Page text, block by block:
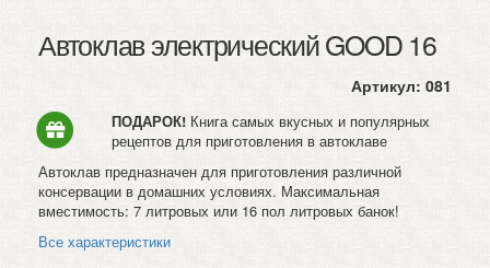
Автоклав электрический GOOD 16
Артикул: 081
ПОДАРОК! Книга самых вкусных и популярных
рецептов для приготовления в автоклаве
Автоклав предназначен для приготовления различной
консервации в домашних условиях. Максимальная
вместимость: 7 литровых или 16 пол литровых банок!
Все характеристики